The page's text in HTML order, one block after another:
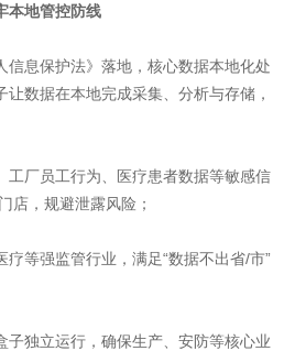
本地管控防线
信息保护法》落地，核心数据本地化处
数据在本地完成采集、分析与存储，
工厂员工行为、医疗患者数据等敏感信
店，规避泄露风险；
等强监管行业，满足“数据不出省/市”
子独立运行，确保生产、安防等核心业